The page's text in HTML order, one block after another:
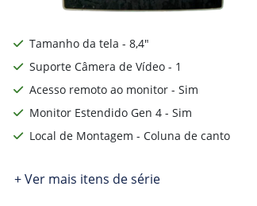
Tamanho da tela - 8,4"
Suporte Câmera de Vídeo - 1
Acesso remoto ao monitor - Sim
Monitor Estendido Gen 4 - Sim
Local de Montagem - Coluna de canto
+ Ver mais itens de série